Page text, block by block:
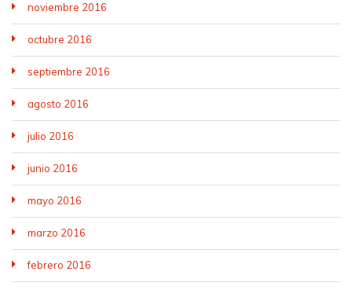
noviembre 2016
octubre 2016
septiembre 2016
agosto 2016
julio 2016
junio 2016
mayo 2016
marzo 2016
febrero 2016